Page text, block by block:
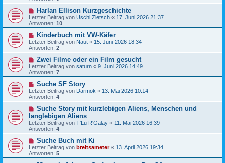
Harlan Ellison Kurzgeschichte
Letzter Beitrag von Uschi Zietsch « 17. Juni 2026 21:37
Antworten: 10
Kinderbuch mit VW-Käfer
Letzter Beitrag von Naut « 15. Juni 2026 18:34
Antworten: 2
Zwei Filme oder ein Film gesucht
Letzter Beitrag von saturn « 9. Juni 2026 14:49
Antworten: 7
Suche SF Story
Letzter Beitrag von Darmok « 13. Mai 2026 10:14
Antworten: 4
Suche Story mit kurzlebigen Aliens, Menschen und
langlebigen Aliens
Letzter Beitrag von T'Lu R'Galay « 11. Mai 2026 16:39
Antworten: 4
Suche Buch mit Ki
Letzter Beitrag von breitsameter« 13. April 2026 19:34
Antworten: 5